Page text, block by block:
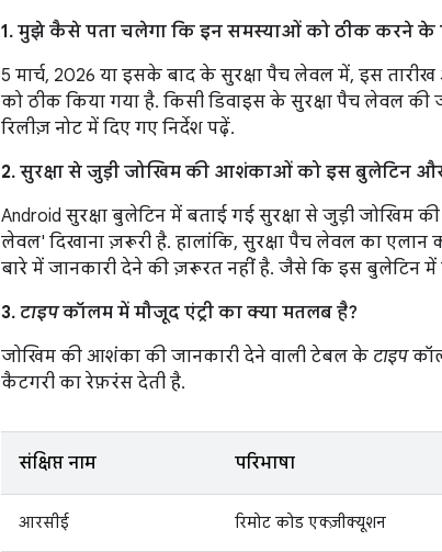
1. मुझे कैसे पता चलेगा कि इन समस्याओं को ठीक करने के
5 मार्च, 2026 या इसके बाद के सुरक्षा पैच लेवल में, इस
को ठीक किया गया है. किसी डिवाइस के सुरक्षा पैच लेवल
रिलीज़ नोट में दिए गए निर्देश पढ़ें.
2. सुरक्षा से जुड़ी जोखिम की आशंकाओं को इस बुलेटिन और
Android सुरक्षा बुलेटिन में बताई गई सुरक्षा से जुड़ी जोखिम
लेवल' दिखाना ज़रूरी है. हालांकि, सुरक्षा पैच लेवल का
बारे में जानकारी देने की ज़रूरत नहीं है. जैसे कि इस बुलेटिन में
3. टाइपकॉलम में मौजूद एंट्री का क्या मतलब है?
जाेखिम की आशंका की जानकारी देने वाली टेबल के टाइप
कैटगरी का रेफ़रंस देती है.
संक्षिप्त नाम परिभाषा
आरसीई रिमोट कोड एक्ज़ीक्यूशन